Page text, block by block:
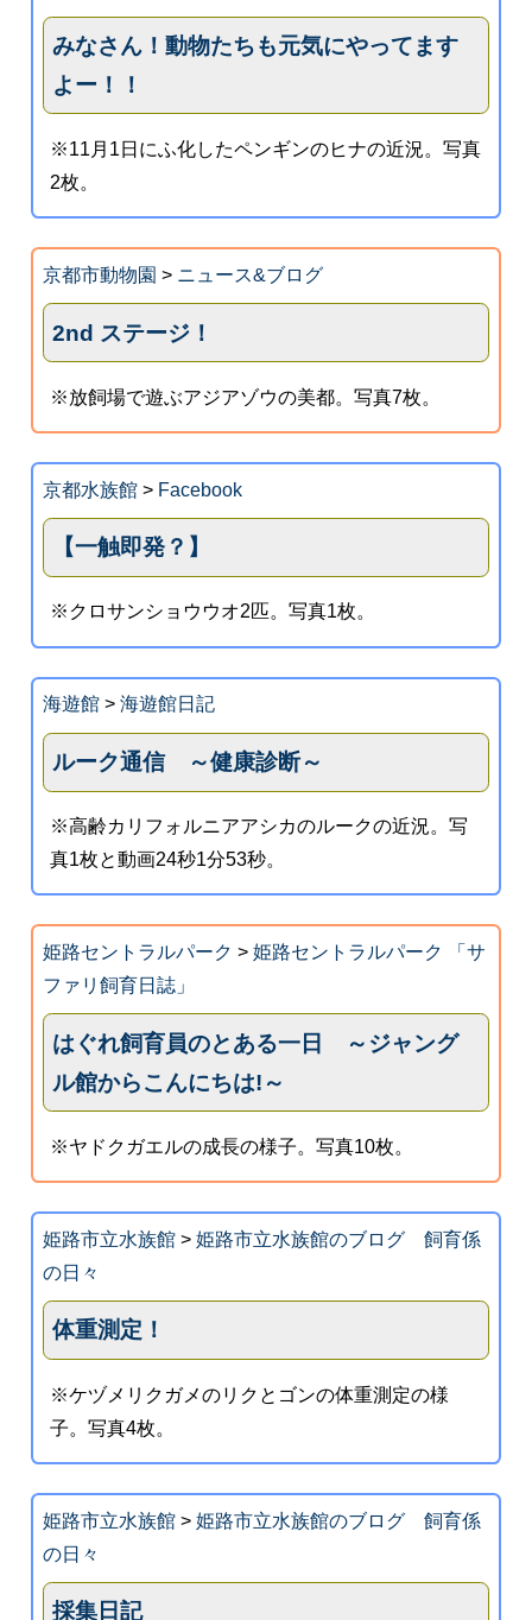
みなさん！動物たちも元気にやってます
よー！！
※11月1日にふ化したペンギンのヒナの近況。写真
2枚。
京都市動物園 > ニュース&ブログ
2nd ステージ！
※放飼場で遊ぶアジアゾウの美都。写真7枚。
京都水族館> Facebook
【一触即発？】
※クロサンショウウオ2匹。写真1枚。
海遊館> 海遊館日記
ルーク通信 ～健康診断～
※高齢カリフォルニアアシカのルークの近況。写
真1枚と動画24秒1分53秒。
姫路セントラルパーク > 姫路セントラルパーク 「サ
ファリ飼育日誌」
はぐれ飼育員のとある一日 ～ジャング
ル館からこんにちは!～
※ヤドクガエルの成長の様子。写真10枚。
姫路市立水族館> 姫路市立水族館のブログ 飼育係
の日々
体重測定！
※ケヅメリクガメのリクとゴンの体重測定の様
子。写真4枚。
姫路市立水族館> 姫路市立水族館のブログ 飼育係
の日々
採集日記